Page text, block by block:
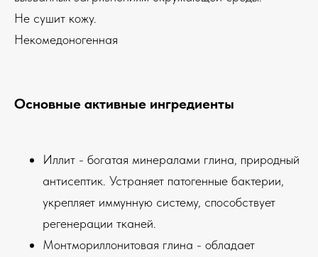
Не сушит кожу.
Некомедоногенная
Основные активные ингредиенты
Иллит - богатая минералами глина, природный
антисептик. Устраняет патогенные бактерии,
укрепляет иммунную систему, способствует
регенерации тканей.
Монтмориллонитовая глина - обладает